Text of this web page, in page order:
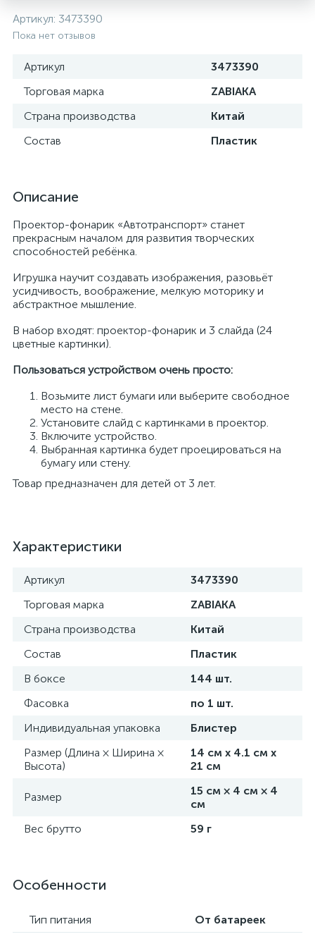
Артикул: 3473390
Пока нет отзывов
Артикул
3473390
Торговая марка
ZABIAKA
Страна производства
Китай
Состав
Пластик
Описание
Проектор-фонарик «Автотранспорт» станет
прекрасным началом для развития творческих
способностей ребёнка.
Игрушка научит создавать изображения, разовьёт
усидчивость, воображение, мелкую моторику и
абстрактное мышление.
В набор входят: проектор-фонарик и 3 слайда (24
цветные картинки).
Пользоваться устройством очень просто:
Возьмите лист бумаги или выберите свободное
место на стене.
Установите слайд с картинками в проектор.
Включите устройство.
Выбранная картинка будет проецироваться на
бумагу или стену.
Товар предназначен для детей от 3 лет.
Характеристики
Артикул
3473390
Торговая марка
ZABIAKA
Страна производства
Китай
Состав
Пластик
В боксе
144 шт.
Фасовка
по 1 шт.
Индивидуальная упаковка
Блистер
Размер (Длина × Ширина ×
Высота)
14 см х 4.1 см х
21 см
Размер
15 см × 4 см × 4
см
Вес брутто
59 г
Особенности
Тип питания От батареек